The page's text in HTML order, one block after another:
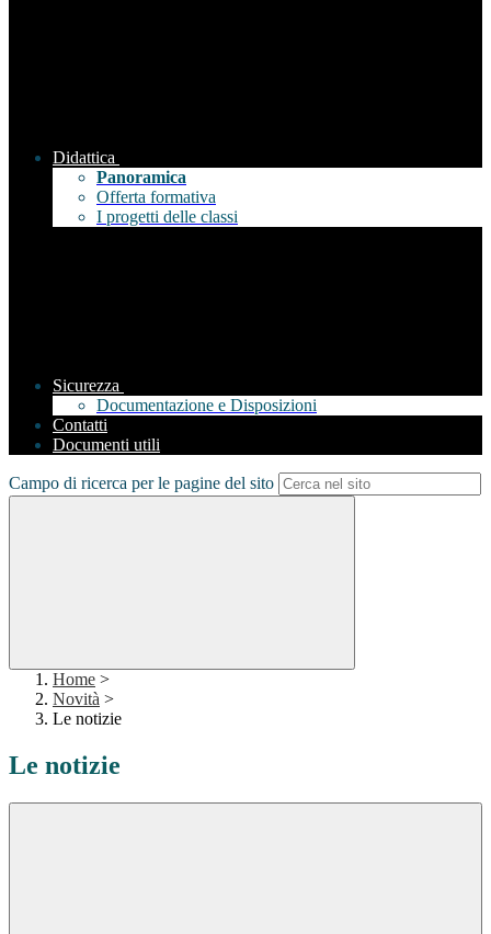
Didattica
Panoramica
Offerta formativa
I progetti delle classi
Sicurezza
Documentazione e Disposizioni
Contatti
Documenti utili
Campo di ricerca per le pagine del sito
Home >
Novità >
Le notizie
Le notizie